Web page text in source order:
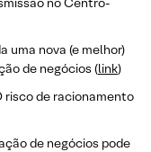
uma nova (e melhor)
de negócios (link)
risco de racionamento
de negócios pode